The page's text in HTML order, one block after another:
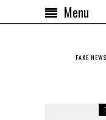
Menu
FAKE